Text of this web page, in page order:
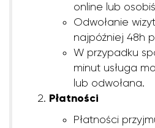
online lub
Odwołanie
najpóźniej 48h
W przypadku
minut usługa
lub odwołana.
Płatności
Płatności